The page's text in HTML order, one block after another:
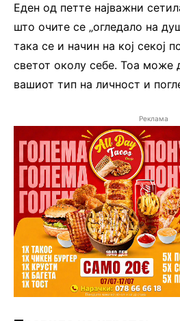
Еден од петте најважни
што очите се „огледало на
така се и начин на кој секој
светот околу себе. Тоа може
вашиот тип на личност и
Реклама